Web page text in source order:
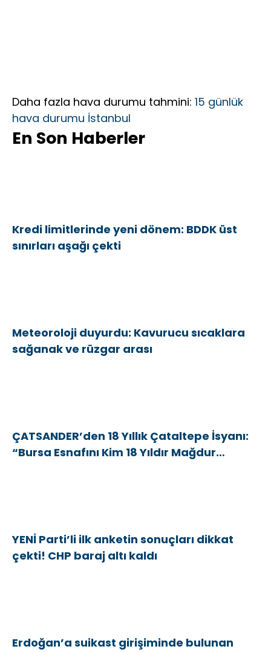
Daha fazla hava durumu tahmini: 15 günlük
hava durumu İstanbul
En Son Haberler
Kredi limitlerinde yeni dönem: BDDK üst
sınırları aşağı çekti
Meteoroloji duyurdu: Kavurucu sıcaklara
sağanak ve rüzgar arası
ÇATSANDER’den 18 Yıllık Çataltepe İsyanı:
“Bursa Esnafını Kim 18 Yıldır Mağdur
YENİ Parti’li ilk anketin sonuçları dikkat
çekti! CHP baraj altı kaldı
Erdoğan’a suikast girişiminde bulunan